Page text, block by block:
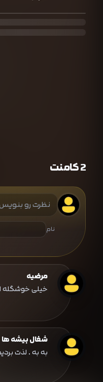
2 کامنت
نام
مرضیه
خیلی خوشگله
شغال بیشه ها
به به . لذت